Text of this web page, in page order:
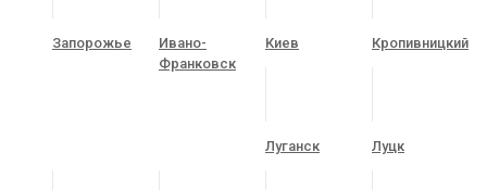
Запорожье
Ивано-
Франковск
Киев Кропивницкий
Луганск Луцк